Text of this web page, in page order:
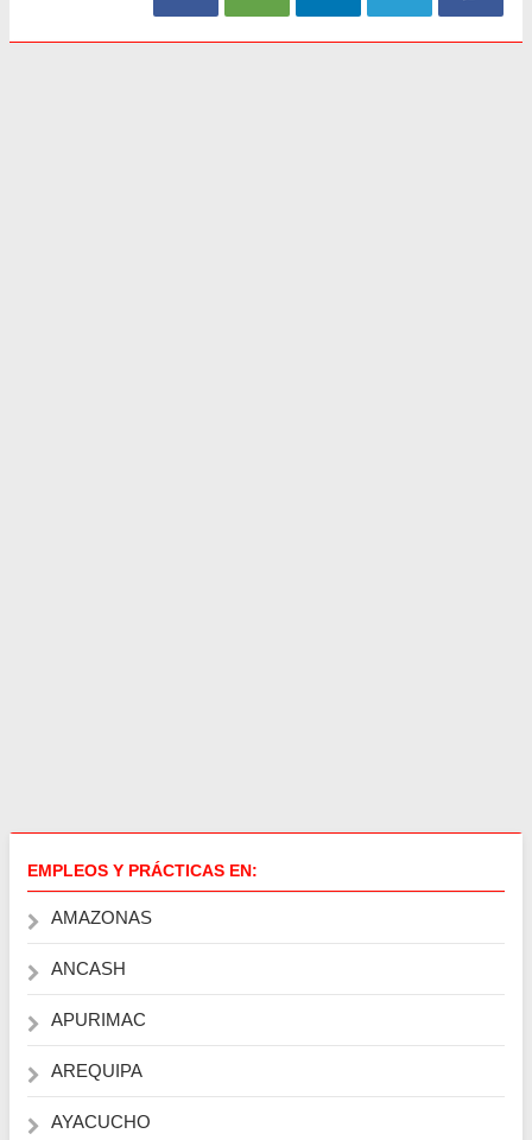
EMPLEOS Y PRÁCTICAS EN:
AMAZONAS
ANCASH
APURIMAC
AREQUIPA
AYACUCHO